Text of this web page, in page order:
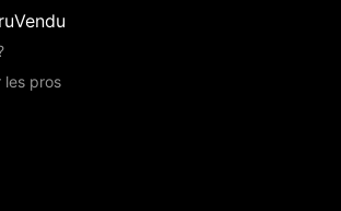
les pros